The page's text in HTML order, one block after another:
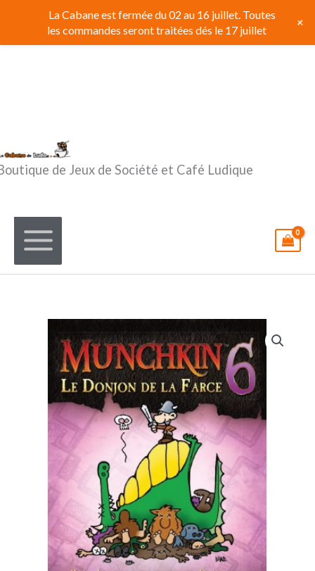
contenu
de Jeux de Société et Café Ludique
La Cabane est fermée du 02 au 16 juillet. Toutes
les commandes seront traitées dés le 17 juillet
+